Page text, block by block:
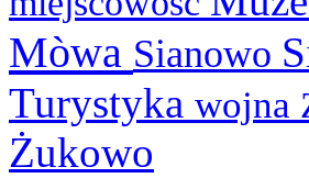
Mòwa Sianowo
Turystyka wojna
Żukowo